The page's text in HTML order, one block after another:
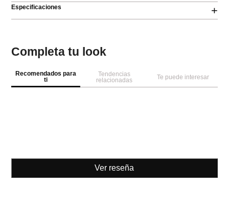
Especificaciones +
Completa tu look
Recomendados para
ti
Tendencias
relacionadas
Te puede interesar
Ver reseña